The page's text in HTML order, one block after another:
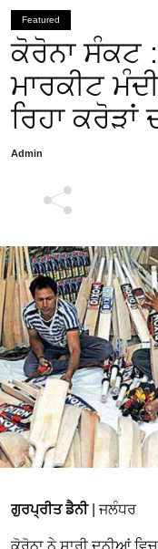
Featured
ਕੋਰੋਨਾ ਸੰਕਟ
ਮਾਰਕੀਟ
ਰਿਹਾ ਕਰੋੜਾਂ
Admin
ਗੁਰਪ੍ਰੀਤ ਡੈਨੀ | ਜਲੰਧਰ